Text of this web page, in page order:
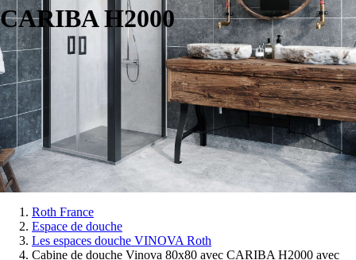
CARIBA H2000
Vous
êtes
Roth France
Espace de douche
Les espaces douche VINOVA Roth
Cabine de douche Vinova 80x80 avec CARIBA H2000 avec